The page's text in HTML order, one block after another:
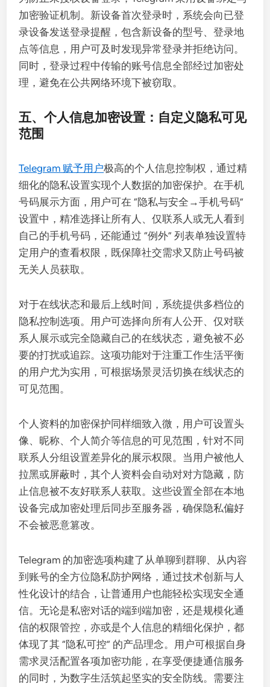
加密验证机制。新设备首次登录时，系统会向已登
录设备发送登录提醒，包含新设备的型号、登录地
点等信息，用户可及时发现异常登录并拒绝访问。
同时，登录过程中传输的账号信息全部经过加密处
理，避免在公共网络环境下被窃取。
五、个人信息加密设置：自定义隐私可见
范围
Telegram 赋予用户极高的个人信息控制权，通过精
细化的隐私设置实现个人数据的加密保护。在手机
号码展示方面，用户可在 “隐私与安全→手机号码”
设置中，精准选择让所有人、仅联系人或无人看到
自己的手机号码，还能通过 “例外” 列表单独设置特
定用户的查看权限，既保障社交需求又防止号码被
无关人员获取。
对于在线状态和最后上线时间，系统提供多档位的
隐私控制选项。用户可选择向所有人公开、仅对联
系人展示或完全隐藏自己的在线状态，避免被不必
要的打扰或追踪。这项功能对于注重工作生活平衡
的用户尤为实用，可根据场景灵活切换在线状态的
可见范围。
个人资料的加密保护同样细致入微，用户可设置头
像、昵称、个人简介等信息的可见范围，针对不同
联系人分组设置差异化的展示权限。当用户被他人
拉黑或屏蔽时，其个人资料会自动对对方隐藏，防
止信息被不友好联系人获取。这些设置全部在本地
设备完成加密处理后同步至服务器，确保隐私偏好
不会被恶意篡改。
Telegram 的加密选项构建了从单聊到群聊、从内容
到账号的全方位隐私防护网络，通过技术创新与人
性化设计的结合，让普通用户也能轻松实现安全通
信。无论是私密对话的端到端加密，还是规模化通
信的权限管控，亦或是个人信息的精细化保护，都
体现了其 “隐私可控” 的产品理念。用户可根据自身
需求灵活配置各项加密功能，在享受便捷通信服务
的同时，为数字生活筑起坚实的安全防线。需要注